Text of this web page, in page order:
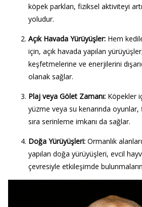
köpek parkları, fiziksel aktiviteyi
yoludur.
Açık Havada Yürüyüşler: Hem
için, açık havada yapılan
keşfetmelerine ve enerjilerini
olanak sağlar.
Plaj veya Gölet Zamanı:Köpekler
yüzme veya su kenarında oyunlar,
sıra serinleme imkanı da sağlar.
Doğa Yürüyüşleri: Ormanlık
yapılan doğa yürüyüşleri, evcil
çevresiyle etkileşimde